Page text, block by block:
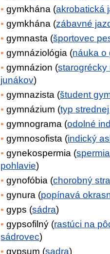
gymkhána (akrobatická
gymkhána (zábavné
gymnasta (športovec
gymnáziológia (náuka o
gymnázion (starogrécky
junákov)
gymnazista (študent
gymnázium (typ
gymnograma (odolné
gymnosofista (indický
gynekospermia (
pohlavie)
gynofóbia (chorobný
gynura (popínavá
gyps (sádra)
gypsofilný (rastúci na
sádrovec)
gypsum (sadra)